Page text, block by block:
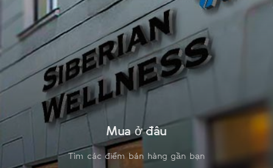
Mua ở đâu
Tìm các điểm bán hàng gần bạn